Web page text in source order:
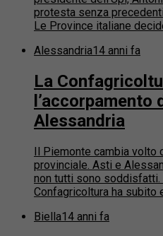
protesta senza
Le Province italiane
Alessandria14 anni fa
La
l’accorpamento
Alessandria
Il Piemonte cambia volto
provinciale. Asti e
non tutti sono
Confagricoltura ha subito
Biella14 anni fa